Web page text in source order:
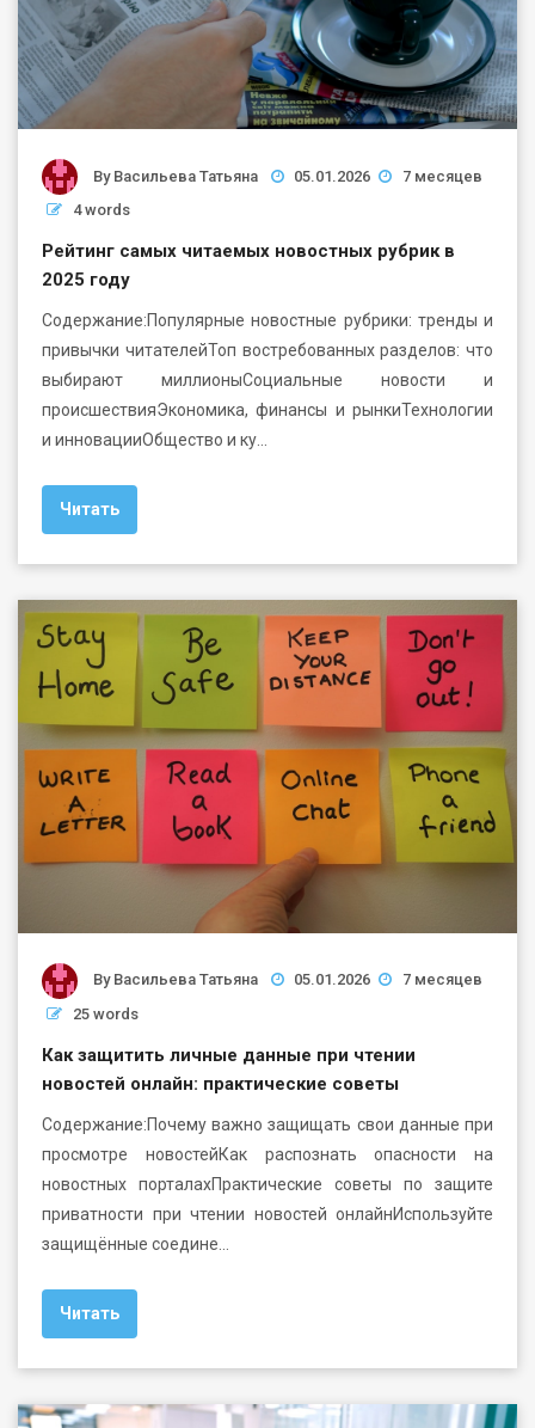
By Васильева Татьяна 05.01.2026
7 месяцев
4 words
Рейтинг самых читаемых новостных рубрик в
2025 году
Содержание:Популярные новостные рубрики: тренды и
привычки читателейТоп востребованных разделов: что
выбирают миллионыСоциальные новости и
происшествияЭкономика, финансы и рынкиТехнологии
и инновацииОбщество и ку…
Читать
By Васильева Татьяна 05.01.2026
7 месяцев
25 words
Как защитить личные данные при чтении
новостей онлайн: практические советы
Содержание:Почему важно защищать свои данные при
просмотре новостейКак распознать опасности на
новостных порталахПрактические советы по защите
приватности при чтении новостей онлайнИспользуйте
защищённые соедине…
Читать